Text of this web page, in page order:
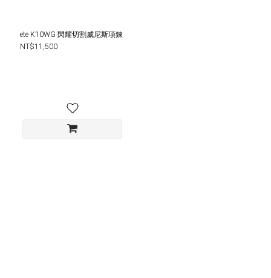
ete K10WG 閃耀切割威尼斯項鍊
NT$11,500